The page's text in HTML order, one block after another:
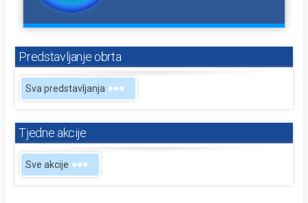
Predstavljanje obrta
Sva predstavljanja
Tjedne akcije
Sve akcije